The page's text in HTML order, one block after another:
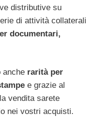
distributive su
di attività collaterali
documentari,
anche rarità per
e grazie al
vendita sarete
nei vostri acquisti.